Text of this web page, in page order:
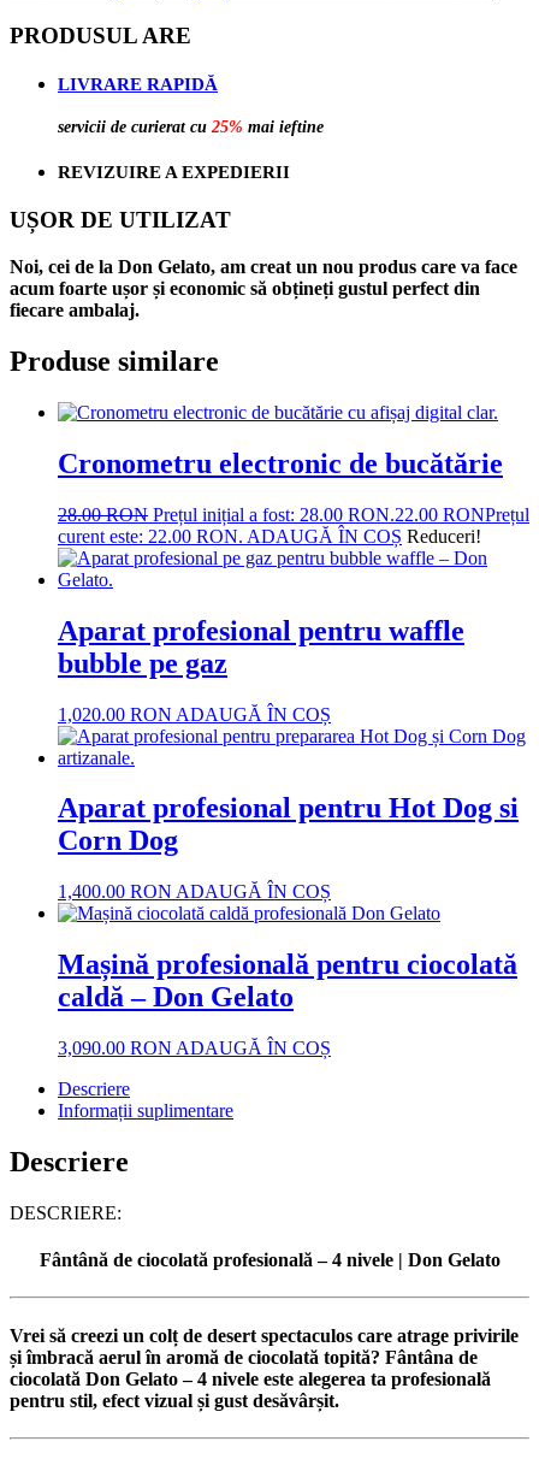
PRODUSUL ARE
LIVRARE RAPIDĂ
servicii de curierat cu 25% mai ieftine
REVIZUIRE A EXPEDIERII
UȘOR DE UTILIZAT
Noi, cei de la Don Gelato, am creat un nou produs care va face
acum foarte ușor și economic să obțineți gustul perfect din
fiecare ambalaj.
Produse similare
Cronometru electronic de bucătărie
28.00RON Prețul inițial a fost: 28.00 RON.22.00 RONPrețul
curent este: 22.00 RON. ADAUGĂ ÎN COȘ Reduceri!
Aparat profesional pentru waffle
bubble pe gaz
1,020.00 RON ADAUGĂ ÎN COȘ
Aparat profesional pentru Hot Dog si
Corn Dog
1,400.00 RON ADAUGĂ ÎN COȘ
Mașină profesională pentru ciocolată
caldă – Don Gelato
3,090.00 RON ADAUGĂ ÎN COȘ
Descriere
Informații suplimentare
Descriere
DESCRIERE:
Fântână de ciocolată profesională – 4 nivele | Don Gelato
Vrei să creezi un colț de desert spectaculos care atrage privirile
și îmbracă aerul în aromă de ciocolată topită? Fântâna de
ciocolată Don Gelato – 4 nivele este alegerea ta profesională
pentru stil, efect vizual și gust desăvârșit.